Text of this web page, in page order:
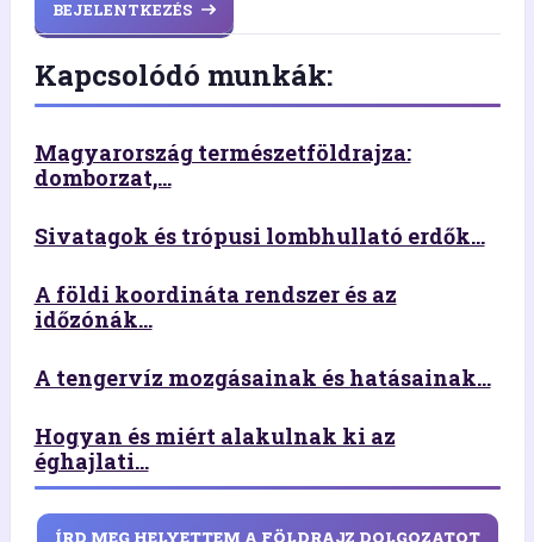
BEJELENTKEZÉS
Kapcsolódó munkák:
Magyarország természetföldrajza:
domborzat,...
Sivatagok és trópusi lombhullató erdők...
A földi koordináta rendszer és az
időzónák...
A tengervíz mozgásainak és hatásainak...
Hogyan és miért alakulnak ki az
éghajlati...
ÍRD MEG HELYETTEM A FÖLDRAJZ DOLGOZATOT